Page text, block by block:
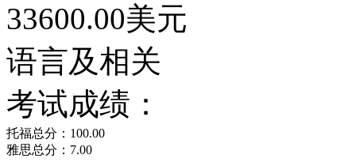
光学排名全美第一，经
院也很优秀。其他的专
Rocheter大学尽管规模
美元的研究经费，使得
33600.00美元
语言及相关
考试成绩：
托福总分：100.00
雅思总分：7.00